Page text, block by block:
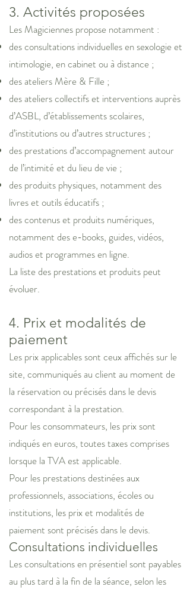
3. Activités proposées
Les Magiciennes propose notamment :
des consultations individuelles en sexologie et
intimologie, en cabinet ou à distance ;
des ateliers Mère & Fille ;
des ateliers collectifs et interventions auprès
d’ASBL, d’établissements scolaires,
d’institutions ou d’autres structures ;
des prestations d’accompagnement autour
de l’intimité et du lieu de vie ;
des produits physiques, notamment des
livres et outils éducatifs ;
des contenus et produits numériques,
notamment des e-books, guides, vidéos,
audios et programmes en ligne.
La liste des prestations et produits peut
évoluer.
4. Prix et modalités de
paiement
Les prix applicables sont ceux affichés sur le
site, communiqués au client au moment de
la réservation ou précisés dans le devis
correspondant à la prestation.
Pour les consommateurs, les prix sont
indiqués en euros, toutes taxes comprises
lorsque la TVA est applicable.
Pour les prestations destinées aux
professionnels, associations, écoles ou
institutions, les prix et modalités de
paiement sont précisés dans le devis.
Consultations individuelles
Les consultations en présentiel sont payables
au plus tard à la fin de la séance, selon les